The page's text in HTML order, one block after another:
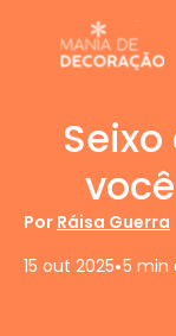
Por Ráisa Guerra
15 out 2025•5 min